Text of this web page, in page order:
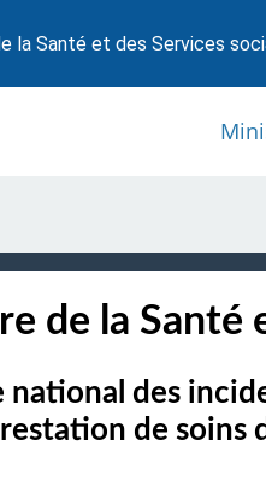
la Santé et des Services
de la Santé
national des
de soins